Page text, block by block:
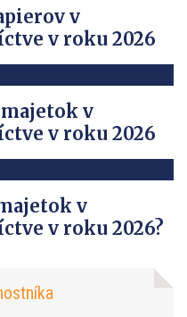
v
v roku 2026
v
v roku 2026
v
v roku 2026?